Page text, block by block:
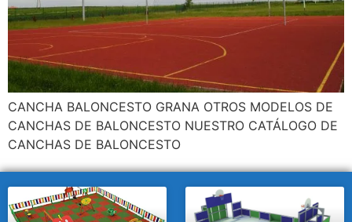
CANCHA BALONCESTO GRANA OTROS MODELOS DE
CANCHAS DE BALONCESTO NUESTRO CATÁLOGO DE
CANCHAS DE BALONCESTO